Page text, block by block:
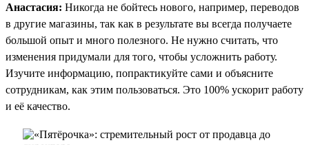
Анастасия: Никогда не бойтесь нового, например, переводов
в другие магазины, так как в результате вы всегда получаете
большой опыт и много полезного. Не нужно считать, что
изменения придумали для того, чтобы усложнить работу.
Изучите информацию, попрактикуйте сами и объясните
сотрудникам, как этим пользоваться. Это 100% ускорит работу
и её качество.